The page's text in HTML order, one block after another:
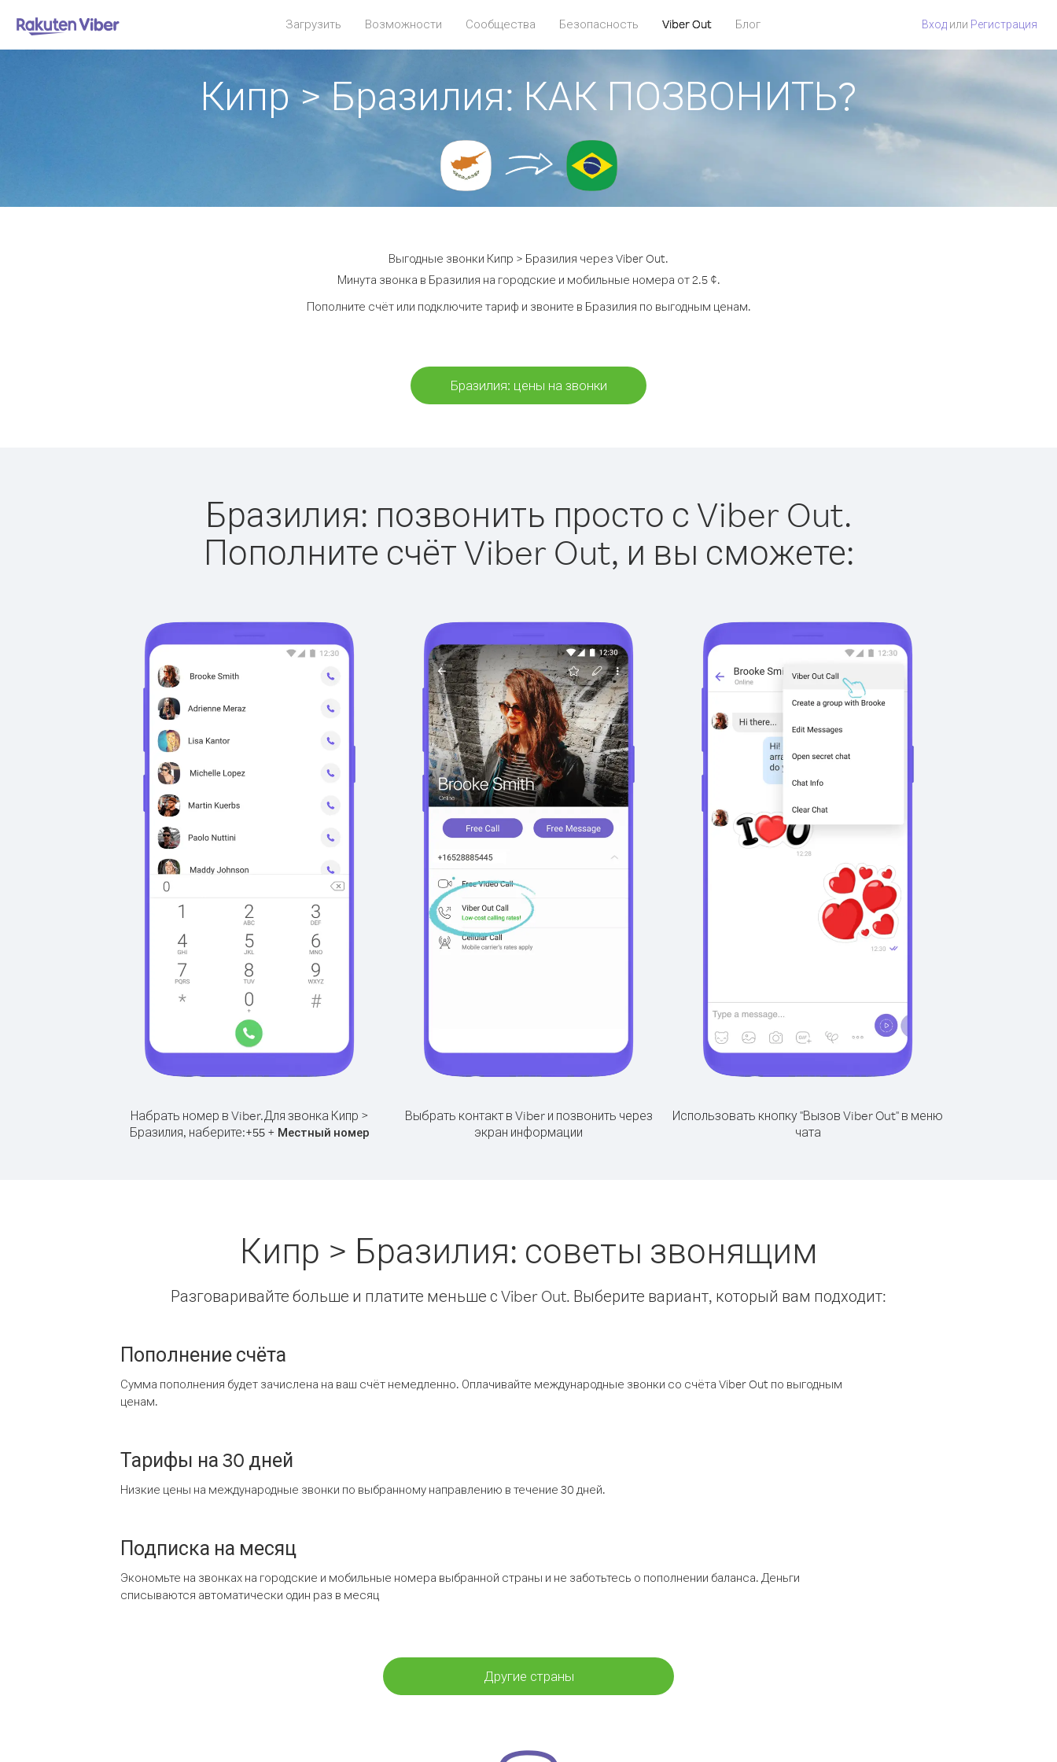
Загрузить Возможности Сообщества Безопасность Viber Out Блог Вход или Регистрация
Кипр > Бразилия: КАК ПОЗВОНИТЬ?
Выгодные звонки Кипр > Бразилия через Viber Out.
Минута звонка в Бразилия на городские и мобильные номера от 2.5 ¢.
Пополните счёт или подключите тариф и звоните в Бразилия по выгодным ценам.
Бразилия: цены на звонки
Бразилия: позвонить просто с Viber Out.
Пополните счёт Viber Out, и вы сможете:
Набрать номер в Viber.Для звонка Кипр >
Бразилия, наберите:+55+ Местный номер
Выбрать контакт в Viber и позвонить через
экран информации
Использовать кнопку "Вызов Viber Out" в меню
чата
Кипр > Бразилия: советы звонящим
Разговаривайте больше и платите меньше с Viber Out. Выберите вариант, который вам подходит:
Пополнение счёта
Сумма пополнения будет зачислена на ваш счёт немедленно. Оплачивайте международные звонки со счёта Viber Out по выгодным
ценам.
Тарифы на 30 дней
Низкие цены на международные звонки по выбранному направлению в течение 30 дней.
Подписка на месяц
Экономьте на звонках на городские и мобильные номера выбранной страны и не заботьтесь о пополнении баланса. Деньги
списываются автоматически один раз в месяц
Другие страны